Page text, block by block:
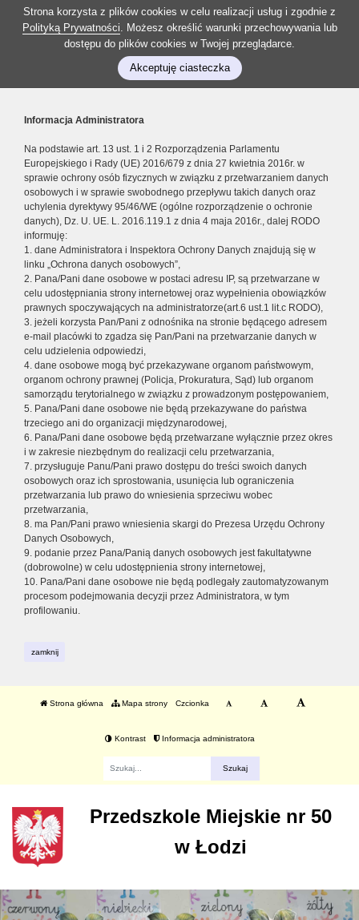
Strona korzysta z plików cookies w celu realizacji usług i zgodnie z
Polityką Prywatności. Możesz określić warunki przechowywania lub
dostępu do plików cookies w Twojej przeglądarce.
Akceptuję ciasteczka
Informacja Administratora
Na podstawie art. 13 ust. 1 i 2 Rozporządzenia Parlamentu
Europejskiego i Rady (UE) 2016/679 z dnia 27 kwietnia 2016r. w
sprawie ochrony osób fizycznych w związku z przetwarzaniem danych
osobowych i w sprawie swobodnego przepływu takich danych oraz
uchylenia dyrektywy 95/46/WE (ogólne rozporządzenie o ochronie
danych), Dz. U. UE. L. 2016.119.1 z dnia 4 maja 2016r., dalej RODO
informuję:
1. dane Administratora i Inspektora Ochrony Danych znajdują się w
linku „Ochrona danych osobowych”,
2. Pana/Pani dane osobowe w postaci adresu IP, są przetwarzane w
celu udostępniania strony internetowej oraz wypełnienia obowiązków
prawnych spoczywających na administratorze(art.6 ust.1 lit.c RODO),
3. jeżeli korzysta Pan/Pani z odnośnika na stronie będącego adresem
e-mail placówki to zgadza się Pan/Pani na przetwarzanie danych w
celu udzielenia odpowiedzi,
4. dane osobowe mogą być przekazywane organom państwowym,
organom ochrony prawnej (Policja, Prokuratura, Sąd) lub organom
samorządu terytorialnego w związku z prowadzonym postępowaniem,
5. Pana/Pani dane osobowe nie będą przekazywane do państwa
trzeciego ani do organizacji międzynarodowej,
6. Pana/Pani dane osobowe będą przetwarzane wyłącznie przez okres
i w zakresie niezbędnym do realizacji celu przetwarzania,
7. przysługuje Panu/Pani prawo dostępu do treści swoich danych
osobowych oraz ich sprostowania, usunięcia lub ograniczenia
przetwarzania lub prawo do wniesienia sprzeciwu wobec
przetwarzania,
8. ma Pan/Pani prawo wniesienia skargi do Prezesa Urzędu Ochrony
Danych Osobowych,
9. podanie przez Pana/Panią danych osobowych jest fakultatywne
(dobrowolne) w celu udostępnienia strony internetowej,
10. Pana/Pani dane osobowe nie będą podlegały zautomatyzowanym
procesom podejmowania decyzji przez Administratora, w tym
profilowaniu.
zamknij
Strona główna Mapa strony Czcionka
Kontrast Informacja administratora
Przedszkole Miejskie nr 50
w Łodzi